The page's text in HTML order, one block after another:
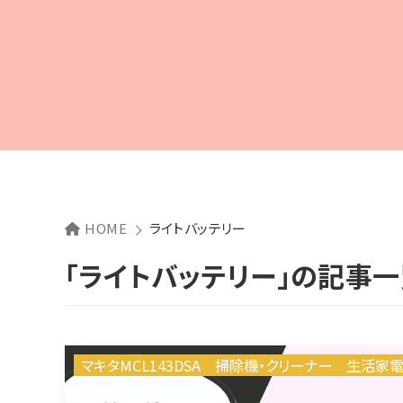
HOME ライトバッテリー
「ライトバッテリー」の記事
マキタMCL143DSA 掃除機・クリーナー 生活家電